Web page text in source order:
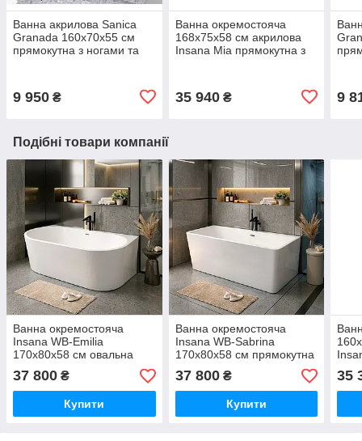
Ванна акрилова Sanica
Granada 160х70х55 см
прямокутна з ногами та
9 950 ₴
Ванна окремостояча
168х75х58 см акрилова
Insana Mia прямокутна з
35 940₴ 9
Подібні товари компанії
Ванна окремостояча
Insana WB-Emilia
170х80х58 см овальна
акрилова з ніжками і
сифоном
37 800 ₴
Купити
Ванна окремостояча
Insana WB-Sabrina
170х80х58 см прямокутна
акрилова з ніжками і
сифоном
37 800₴
Купити
35